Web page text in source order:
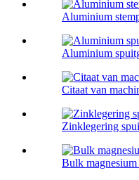
Aluminium
Aluminium
Citaat van
Zinklegering
Bulk magnesium